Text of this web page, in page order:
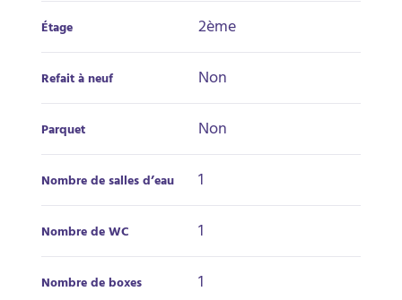
Étage 2ème
Refait à neuf Non
Parquet Non
Nombre de salles d’eau 1
Nombre de WC 1
Nombre de boxes 1